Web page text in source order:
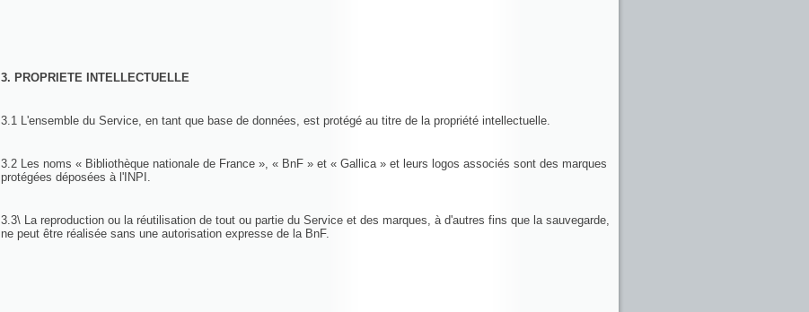
3. PROPRIETE INTELLECTUELLE
3.1 L'ensemble du Service, en tant que base de données, est protégé au titre de la propriété intellectuelle.
3.2 Les noms « Bibliothèque nationale de France », « BnF » et « Gallica » et leurs logos associés sont des marques
protégées déposées à l'INPI.
3.3\ La reproduction ou la réutilisation de tout ou partie du Service et des marques, à d'autres fins que la sauvegarde,
ne peut être réalisée sans une autorisation expresse de la BnF.